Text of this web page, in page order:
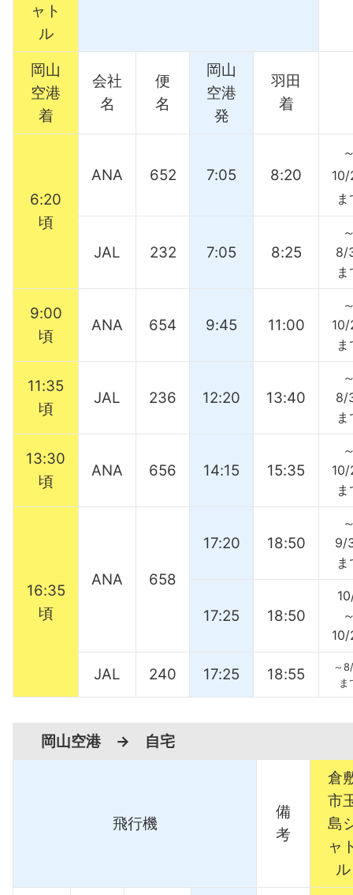
ャト
ル
岡山
空港
着
会社
名
便
名
岡山
空港
発
羽田
着
6:20
頃
ANA 652 7:05 8:20
ま
JAL 232 7:05 8:25
8/
ま
9:00
頃
ANA 654 9:45 11:00
ま
11:35
頃
JAL 236 12:20 13:40
8/
ま
13:30
頃
ANA 656 14:15 15:35
ま
16:35
頃
ANA 658
17:20 18:50
9/
ま
17:25 18:50
JAL 240 17:25 18:55
～
ま
岡山空港 → 自宅
飛行機
備
考
倉
市
島
ャ
ル